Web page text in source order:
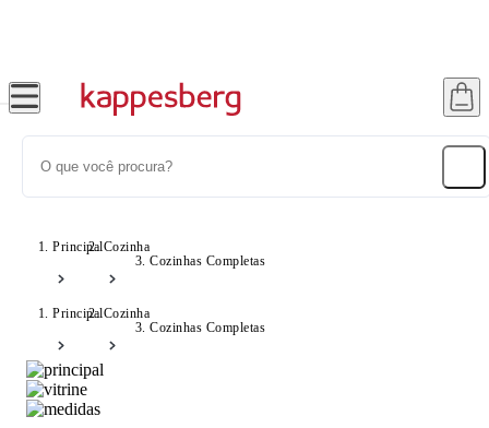
PrincipalCozinha
Cozinhas Completas
PrincipalCozinha
Cozinhas Completas